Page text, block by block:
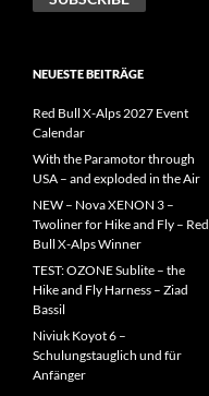
NEUESTE BEITRÄGE
Red Bull X-Alps 2027 Event
Calendar
With the Paramotor through
USA – and exploded in the Air
NEW – Nova XENON 3 –
Twoliner for Hike and Fly – Red
Bull X-Alps Winner
TEST: OZONE Sublite – the
Hike and Fly Harness – Ziad
Bassil
Niviuk Koyot 6 –
Schulungstauglich und für
Anfänger